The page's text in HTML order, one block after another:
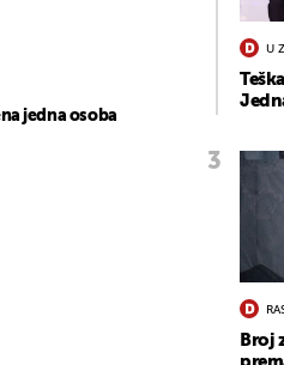
jedna osoba
U
Broj